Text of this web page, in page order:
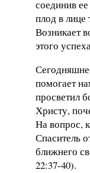
соединив
плод в лице
Возникает
этого
помогает
просветил
Христу,
На вопрос,
Спаситель
ближнего
22:37-40).